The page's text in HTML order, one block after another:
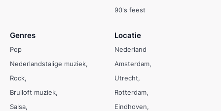
90's feest
Genres
Pop
Nederlandstalige muziek
Rock
Bruiloft muziek
Salsa
Locatie
Nederland
Amsterdam
Utrecht
Rotterdam
Eindhoven